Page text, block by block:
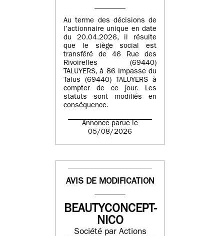
Au terme des décisions de
l’actionnaire unique en date
du 20.04.2026, il résulte
que le siège social est
transféré de 46 Rue des
Rivoirelles (69440)
TALUYERS, à 86 Impasse du
Talus (69440) TALUYERS à
compter de ce jour. Les
statuts sont modifiés en
conséquence.
Annonce parue le
05/08/2026
AVIS DE MODIFICATION
BEAUTYCONCEPT-
NICO
Société par Actions